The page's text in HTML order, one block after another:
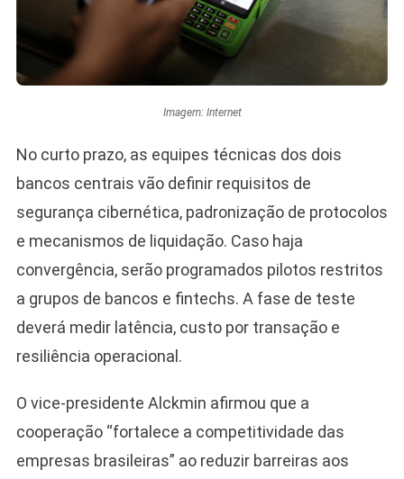
Imagem: Internet
No curto prazo, as equipes técnicas dos dois
bancos centrais vão definir requisitos de
segurança cibernética, padronização de protocolos
e mecanismos de liquidação. Caso haja
convergência, serão programados pilotos restritos
a grupos de bancos e fintechs. A fase de teste
deverá medir latência, custo por transação e
resiliência operacional.
O vice-presidente Alckmin afirmou que a
cooperação “fortalece a competitividade das
empresas brasileiras” ao reduzir barreiras aos